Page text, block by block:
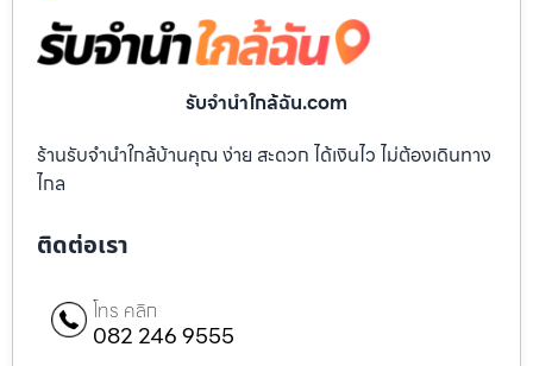
รับจํานําใกล้ฉัน.com
ร้านรับจำนำใกล้บ้านคุณ ง่าย สะดวก ได้เงินไว ไม่ต้องเดินทาง
ไกล
ติดต่อเรา
โทร คลิก
082 246 9555